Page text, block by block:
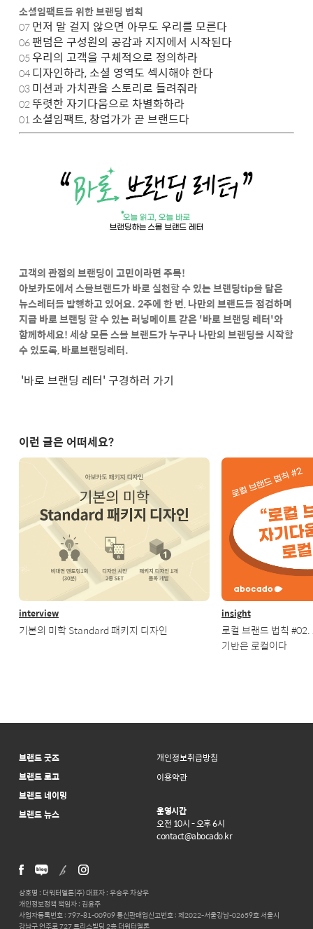
소셜임팩트를 위한 브랜딩 법칙
07먼저 말 걸지 않으면 아무도 우리를 모른다
06팬덤은 구성원의 공감과 지지에서 시작된다
05우리의 고객을 구체적으로 정의하라
04디자인하라, 소셜 영역도 섹시해야 한다
03미션과 가치관을 스토리로 들려줘라
02뚜렷한 자기다움으로 차별화하라
01소셜임팩트, 창업가가 곧 브랜드다
고객의 관점의 브랜딩이 고민이라면 주목!
아보카도에서 스몰브랜드가 바로 실천할 수 있는브랜딩tip을 담은
뉴스레터를 발행하고 있어요.2주에 한 번,나만의 브랜드를 점검하며
지금 바로 브랜딩 할 수 있는러닝메이트 같은 '바로 브랜딩 레터'와
함께하세요!세상 모든 스몰 브랜드가 누구나 나만의 브랜딩을 시작할
수 있도록, 바로브랜딩레터.
'바로 브랜딩 레터' 구경하러 가기
이런 글은 어떠세요?
interview
기본의 미학 Standard 패키지 디자인
insight
로컬 브랜드 법칙
기반은 로컬이다
브랜드 굿즈
브랜드 로고
브랜드 네이밍
브랜드 뉴스
개인정보취급방침
이용약관
운영시간
오전 10시 - 오후 6시
contact@abocado.kr
상호명 : 더워터멜론(주) 대표자 : 우승우 차상우
개인정보정책 책임자 : 김윤주
사업자등록번호 : 797-81-00909 통신판매업신고번호 : 제2022-서울강남-02659호 서울시
강남구 언주로 727 트리스빌딩 2층 더워터멜론